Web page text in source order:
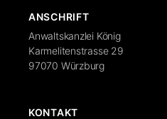
ANSCHRIFT
Anwaltskanzlei König
Karmelitenstrasse 29
97070 Würzburg
KONTAKT